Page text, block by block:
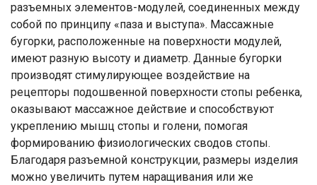
разъемных элементов-модулей, соединенных между
собой по принципу «паза и выступа». Массажные
бугорки, расположенные на поверхности модулей,
имеют разную высоту и диаметр. Данные бугорки
производят стимулирующее воздействие на
рецепторы подошвенной поверхности стопы ребенка,
оказывают массажное действие и способствуют
укреплению мышц стопы и голени, помогая
формированию физиологических сводов стопы.
Благодаря разъемной конструкции, размеры изделия
можно увеличить путем наращивания или же
Ваше имя